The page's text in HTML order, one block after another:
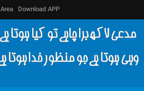
Download APP